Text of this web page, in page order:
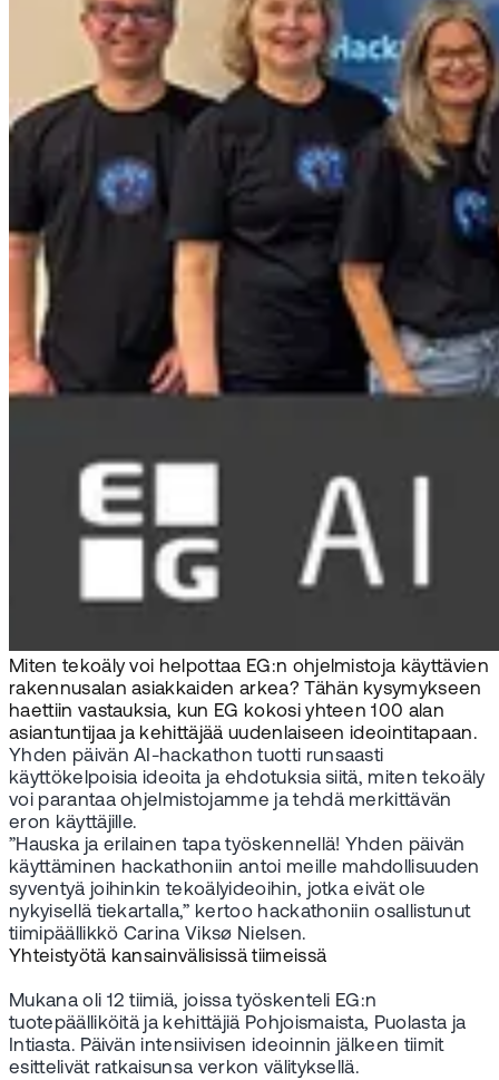
Miten tekoäly voi helpottaa EG:n ohjelmistoja käyttävien
rakennusalan asiakkaiden arkea? Tähän kysymykseen
haettiin vastauksia, kun EG kokosi yhteen 100 alan
asiantuntijaa ja kehittäjää uudenlaiseen ideointitapaan.
Yhden päivän AI-hackathon tuotti runsaasti
käyttökelpoisia ideoita ja ehdotuksia siitä, miten tekoäly
voi parantaa ohjelmistojamme ja tehdä merkittävän
eron käyttäjille.
”Hauska ja erilainen tapa työskennellä! Yhden päivän
käyttäminen hackathoniin antoi meille mahdollisuuden
syventyä joihinkin tekoälyideoihin, jotka eivät ole
nykyisellä tiekartalla,” kertoo hackathoniin osallistunut
tiimipäällikkö Carina Viksø Nielsen.
Yhteistyötä kansainvälisissä tiimeissä
Mukana oli 12 tiimiä, joissa työskenteli EG:n
tuotepäälliköitä ja kehittäjiä Pohjoismaista, Puolasta ja
Intiasta. Päivän intensiivisen ideoinnin jälkeen tiimit
esittelivät ratkaisunsa verkon välityksellä.